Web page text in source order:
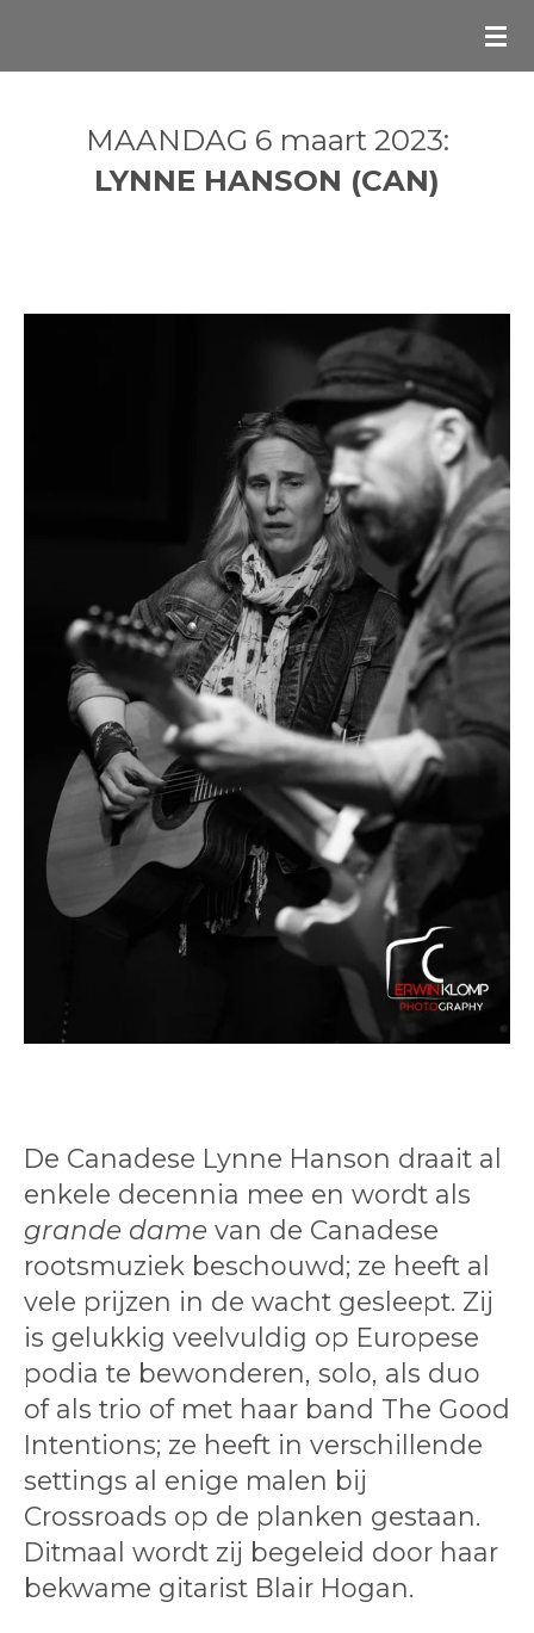
hoofdinhoudMAANDAG 6 maart 2023:
LYNNE HANSON (CAN)
De Canadese Lynne Hanson draait al
enkele decennia mee en wordt als
grande dame van de Canadese
rootsmuziek beschouwd; ze heeft al
vele prijzen in de wacht gesleept. Zij
is gelukkig veelvuldig op Europese
podia te bewonderen, solo, als duo
of als trio of met haar band The Good
Intentions; ze heeft in verschillende
settings al enige malen bij
Crossroads op de planken gestaan.
Ditmaal wordt zij begeleid door haar
bekwame gitarist Blair Hogan.